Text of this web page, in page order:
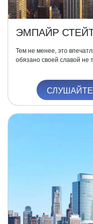
ЭМПАЙР
Тем не менее, это
обязано своей славой не